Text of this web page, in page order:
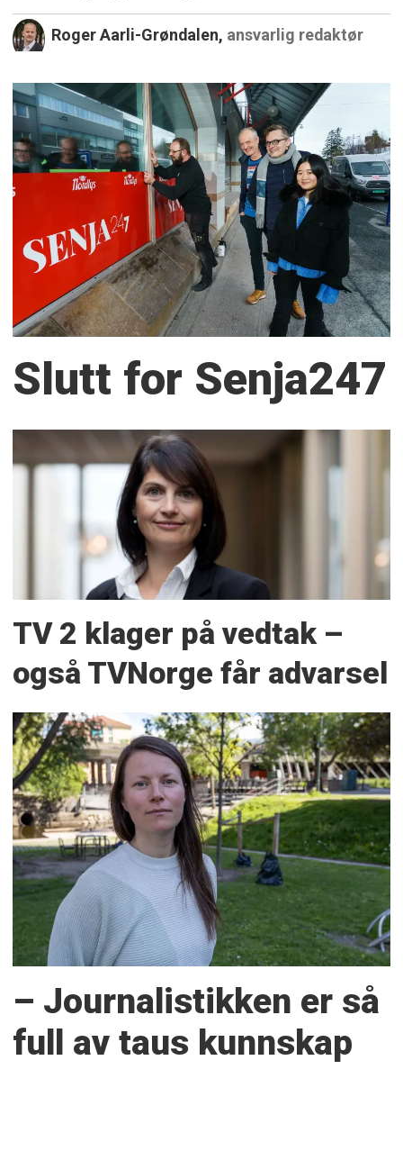
Roger Aarli-Grøndalen, ansvarlig redaktør
Slutt for Senja247
TV 2 klager på vedtak –
også TVNorge får advarsel
– Journalistikken er så
full av taus kunnskap